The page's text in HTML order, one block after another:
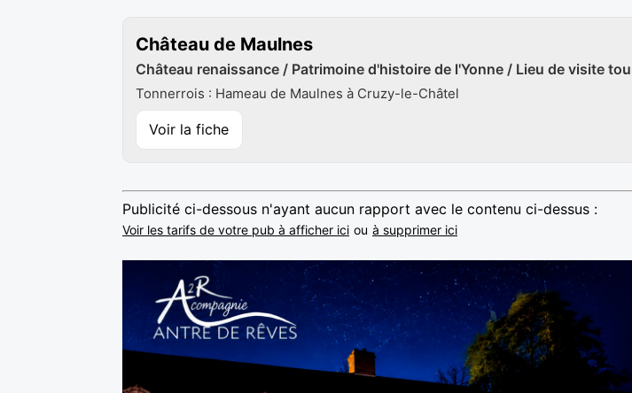
Château de Maulnes
Château renaissance / Patrimoine d'histoire de l'Yonne / Lieu de visite
Tonnerrois : Hameau de Maulnes à Cruzy-le-Châtel
Voir la fiche
Publicité ci-dessous n'ayant aucun rapport avec le contenu ci-dessus :
Voir les tarifs de votre pub à afficher ici ou à supprimer ici